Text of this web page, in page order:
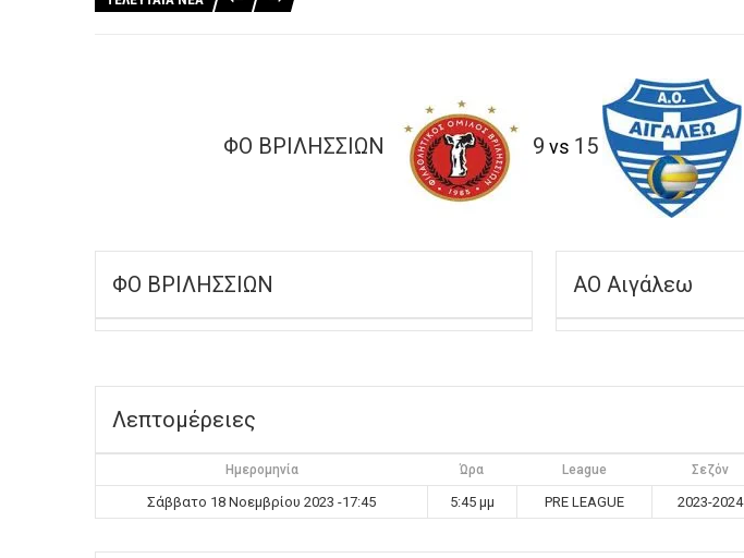
ΦΟ ΒΡΙΛΗΣΣΙΩΝ 9 vs 15
ΦΟ ΒΡΙΛΗΣΣΙΩΝ ΑΟ Αιγάλεω
Λεπτομέρειες
Ημερομηνία Ώρα League Σεζόν
Σάββατο 18 Νοεμβρίου 2023 -17:45 5:45 μμ PRE LEAGUE 2023-2024